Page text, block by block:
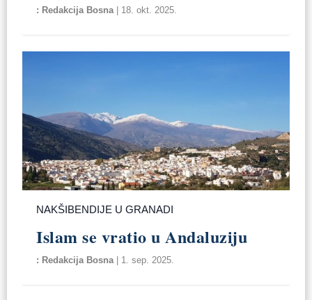
Redakcija Bosna| 18. okt. 2025.
NAKŠIBENDIJE U GRANADI
Islam se vratio u Andaluziju
Redakcija Bosna| 1. sep. 2025.